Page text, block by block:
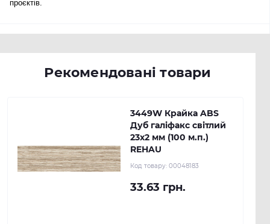
проєктів.
Рекомендовані товари
3449W Крайка ABS
Дуб галіфакс світлий
23х2 мм (100 м.п.)
REHAU
Код товару: 00048183
33.63 грн.